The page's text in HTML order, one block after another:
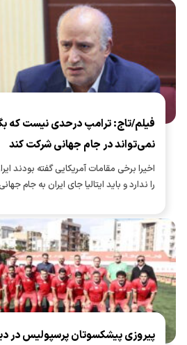
فیلم/تاج: ترامپ درحدی نیست که
نمی‌تواند در جام جهانی شرکت کند
اخیرا برخی مقامات آمریکایی گفته بودند
را ندارد و باید ایتالیا جای ایران به جام
پیروزی پیشکسوتان پرسپولیس در